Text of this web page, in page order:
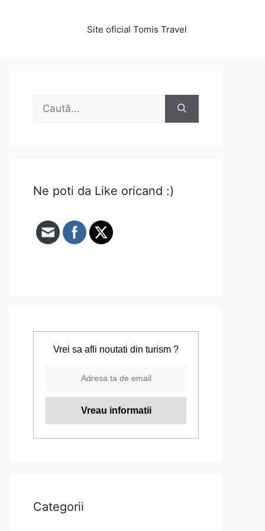
Site oficial Tomis Travel
Caută
Ne poti da Like oricand :)
Vrei sa afli noutati din turism ?
Categorii